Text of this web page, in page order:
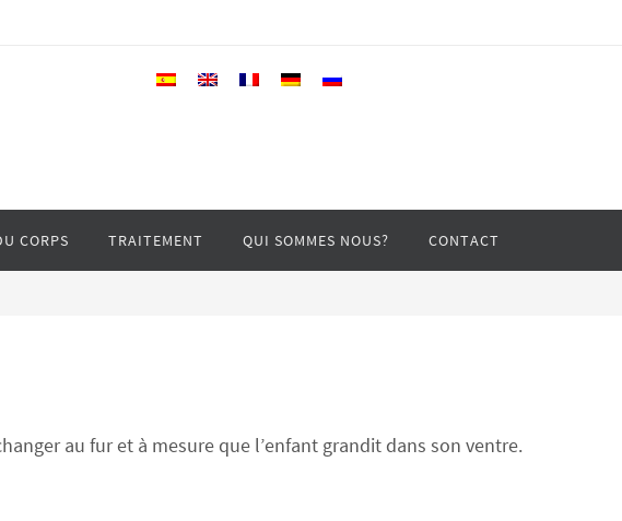
CORPS TRAITEMENT QUI SOMMES NOUS? CONTACT
au fur et à mesure que l’enfant grandit dans son ventre.